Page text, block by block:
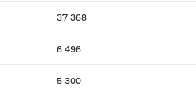
37 368
6 496
5 300